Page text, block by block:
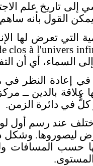
تاريخ علم
القول بأنه
التي تعرض لها
clos à l'univers
السماء، أي أن
إعادة النظر في
بالدين ــ
في دائرة الزمن.
عند رسم أول
ليصوروها. وشكل
حسب
.